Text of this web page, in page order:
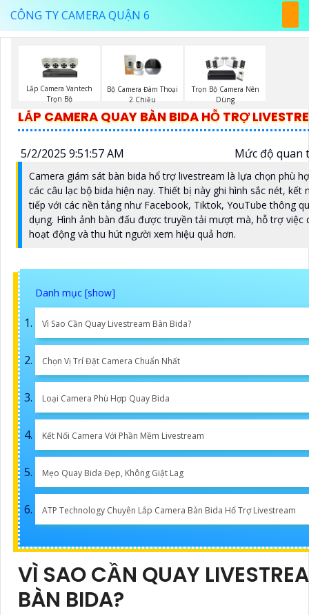
CÔNG TY CAMERA QUẬN 6
Lắp Camera Vantech
Trọn Bộ
Bộ Camera Đàm Thoại
2 Chiều
Trọn Bộ Camera Nên
Dùng
LẮP CAMERA QUAY BÀN BIDA HỖ TRỢ
5/2/2025 9:51:57 AM Mức độ quan
Camera giám sát bàn bida hổ trợ livestream là lựa chọn phù
các câu lạc bộ bida hiện nay. Thiết bị này ghi hình sắc nét, kết
tiếp với các nền tảng như Facebook, Tiktok, YouTube thông
dụng. Hình ảnh bàn đấu được truyền tải mượt mà, hỗ trợ việc
hoạt động và thu hút người xem hiệu quả hơn.
Vì Sao Cần Quay Livestream Bàn Bida?
Chọn Vị Trí Đặt Camera Chuẩn Nhất
Loại Camera Phù Hợp Quay Bida
Kết Nối Camera Với Phần Mềm Livestream
Mẹo Quay Bida Đẹp, Không Giật Lag
ATP Technology Chuyên Lắp Camera Bàn Bida Hổ Trợ Livestream
VÌ SAO CẦN QUAY
BÀN BIDA?